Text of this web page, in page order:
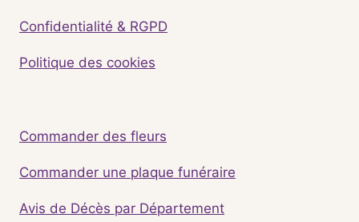
Confidentialité & RGPD
Politique des cookies
Commander des fleurs
Commander une plaque funéraire
Avis de Décès par Département